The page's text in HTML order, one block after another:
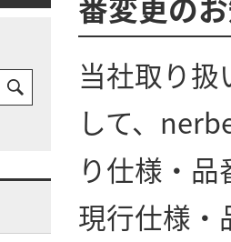
当社取り
して、
り仕様・
現行仕様・